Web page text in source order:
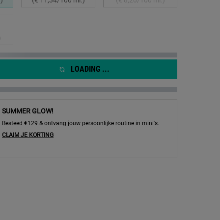
is niet in voorraad, {0}
LOADING ...
SUMMER GLOW!
Besteed €129 & ontvang jouw persoonlijke routine in mini's.
CLAIM JE KORTING